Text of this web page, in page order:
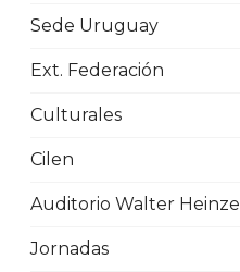
Sede Uruguay
Ext. Federación
Culturales
Cilen
Auditorio Walter Heinze
Jornadas